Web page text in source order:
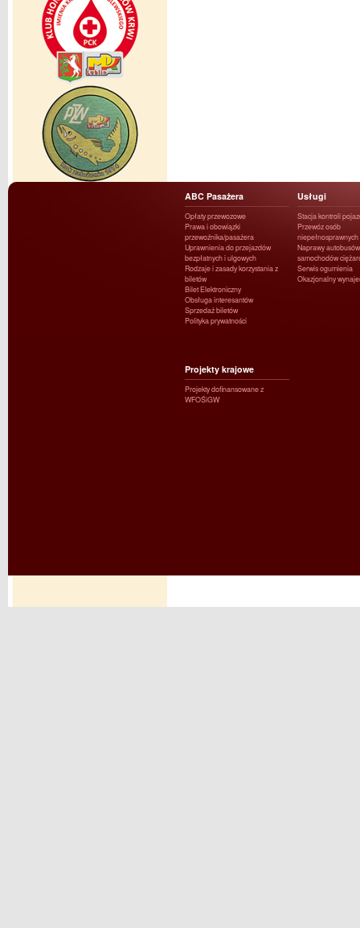
ABC Pasażera
Opłaty przewozowe
Prawa i obowiązki
przewoźnika/pasażera
Uprawnienia do przejazdów
bezpłatnych i ulgowych
Rodzaje i zasady korzystania z
biletów
Bilet Elektroniczny
Obsługa interesantów
Sprzedaż biletów
Polityka prywatności
Usługi
Stacja kontroli
Przewóz osób
niepełnosprawnych
Naprawy
samochodów
Serwis ogumienia
Okazjonalny
Projekty krajowe
Projekty dofinansowane z
WFOŚiGW